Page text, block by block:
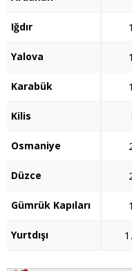
Iğdır
Yalova
Karabük
Kilis
Osmaniye
Düzce
Gümrük Kapıları
Yurtdışı